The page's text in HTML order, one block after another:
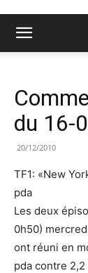
du 16-
20/12/2010
TF1: «New
pda
Les deux
0h50)
ont réuni en
pda contre